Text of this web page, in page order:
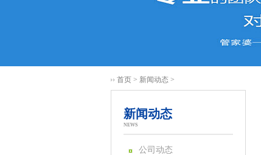
首页 > 新闻动态 >
新闻动态
NEWS
公司动态